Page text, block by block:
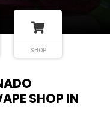
SHOP
SHOP IN